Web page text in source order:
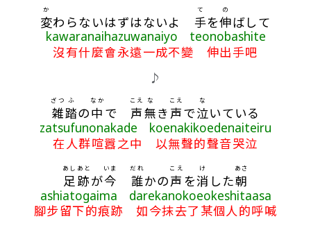
変
か
わらないはずはないよ 手
て
を伸
の
ばして
kawaranaihazuwanaiyo teonobashite
沒有什麼會永遠一成不變 伸出手吧
♪
雑
ざつ
踏
ふ
の中
なか
で 声
こえ
無
な
き 声
こえ
で泣
な
いている
zatsufunonakade koenakikoedenaiteiru
在人群喧囂之中 以無聲的聲音哭泣
足跡
あしあと
が今
いま
誰
だれ
かの声
こえ
を消
け
した朝
あさ
ashiatogaima darekanokoeokeshitaasa
腳步留下的痕跡 如今抹去了某個人的呼喊